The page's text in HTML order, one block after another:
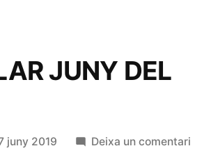
JUNY DEL
juny 2019 Deixa un comentari